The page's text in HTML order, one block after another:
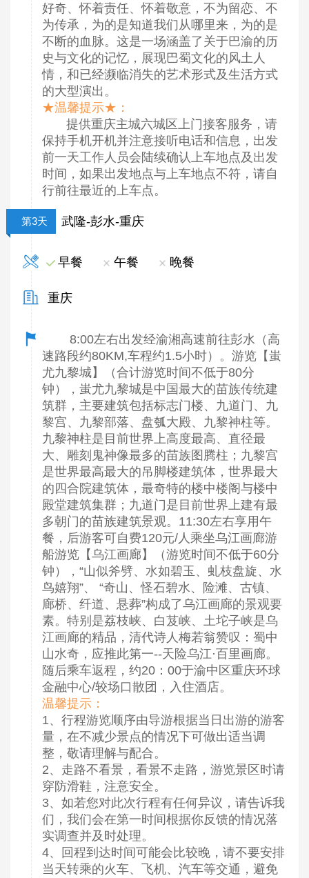
好奇、怀着责任、怀着敬意，不为留恋、不
为传承，为的是知道我们从哪里来，为的是
不断的血脉。这是一场涵盖了关于巴渝的历
史与文化的记忆，展现巴蜀文化的风土人
情，和已经濒临消失的艺术形式及生活方式
的大型演出。
★温馨提示★：
提供重庆主城六城区上门接客服务，请
保持手机开机并注意接听电话和信息，出发
前一天工作人员会陆续确认上车地点及出发
时间，如果出发地点与上车地点不符，请自
行前往最近的上车点。
第3天 武隆-彭水-重庆
早餐 午餐 晚餐
重庆
8:00左右出发经渝湘高速前往彭水（高
速路段约80KM,车程约1.5小时）。游览【蚩
尤九黎城】（合计游览时间不低于80分
钟），蚩尤九黎城是中国最大的苗族传统建
筑群，主要建筑包括标志门楼、九道门、九
黎宫、九黎部落、盘瓠大殿、九黎神柱等。
九黎神柱是目前世界上高度最高、直径最
大、雕刻鬼神像最多的苗族图腾柱；九黎宫
是世界最高最大的吊脚楼建筑体，世界最大
的四合院建筑体，最奇特的楼中楼阁与楼中
殿堂建筑集群；九道门是目前世界上建有最
多朝门的苗族建筑景观。11:30左右享用午
餐，后游客可自费120元/人乘坐乌江画廊游
船游览【乌江画廊】（游览时间不低于60分
钟），“山似斧劈、水如碧玉、虬枝盘旋、水
鸟嬉翔”、 “奇山、怪石碧水、险滩、古镇、
廊桥、纤道、悬葬”构成了乌江画廊的景观要
素。特别是荔枝峡、白芨峡、土坨子峡是乌
江画廊的精品，清代诗人梅若翁赞叹：蜀中
山水奇，应推此第一--天险乌江·百里画廊。
随后乘车返程，约20：00于渝中区重庆环球
金融中心/较场口散团，入住酒店。
温馨提示：
1、行程游览顺序由导游根据当日出游的游客
量，在不减少景点的情况下可做出适当调
整，敬请理解与配合。
2、走路不看景，看景不走路，游览景区时请
穿防滑鞋，注意安全。
3、如若您对此次行程有任何异议，请告诉我
们，我们会在第一时间根据你反馈的情况落
实调查并及时处理。
4、回程到达时间可能会比较晚，请不要安排
当天转乘的火车、飞机、汽车等交通，避免